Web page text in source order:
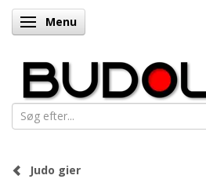
Skifte navigation
Menu
Judo gier